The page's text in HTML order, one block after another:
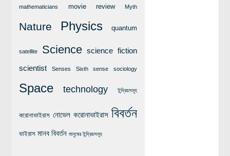
বিজ্ঞান নিয়ে কার্টুন
বাংলাদেশের কথা
mathematicians movie review Myth
Nature Physics quantum
satellite Science science fiction
scientist Senses Sixth sense sociology
Space technology ইন্দ্রিয়সমূহ
করোনাভাইরাস নোভেল করোনাভাইরাস বিবর্তন
ভাইরাস মানব বিবর্তন মানুষের ইন্দ্রিয়সমূহ